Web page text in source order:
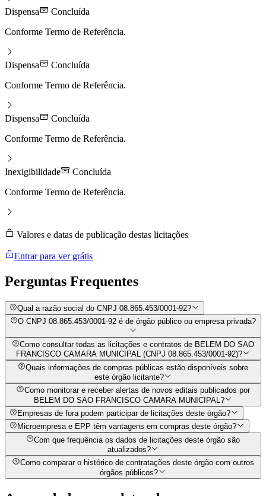
Dispensa
Concluída
Conforme Termo de Referência.
Dispensa
Concluída
Conforme Termo de Referência.
Dispensa
Concluída
Conforme Termo de Referência.
Inexigibilidade
Concluída
Conforme Termo de Referência.
Valores e datas de publicação destas licitações
Entrar para ver grátis
Perguntas Frequentes
Qual a razão social do CNPJ 08.865.453/0001-92?
O CNPJ 08.865.453/0001-92 é de órgão público ou empresa privada?
Como consultar todas as licitações e contratos de BELEM DO SAO
FRANCISCO CAMARA MUNICIPAL (CNPJ 08.865.453/0001-92)?
Quais informações de compras públicas estão disponíveis sobre
este órgão licitante?
Como monitorar e receber alertas de novos editais publicados por
BELEM DO SAO FRANCISCO CAMARA MUNICIPAL?
Empresas de fora podem participar de licitações deste órgão?
Microempresa e EPP têm vantagens em compras deste órgão?
Com que frequência os dados de licitações deste órgão são
atualizados?
Como comparar o histórico de contratações deste órgão com outros
órgãos públicos?